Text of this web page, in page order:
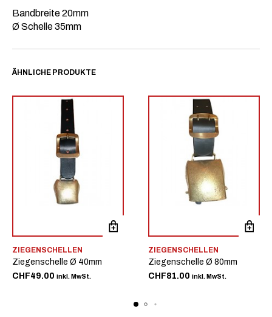
Bandbreite 20mm
Ø Schelle 35mm
ÄHNLICHE PRODUKTE
ZIEGENSCHELLEN
Ziegenschelle Ø 40mm
CHF49.00 inkl. MwSt.
ZIEGENSCHELLEN
Ziegenschelle Ø 80mm
CHF81.00 inkl. MwSt.